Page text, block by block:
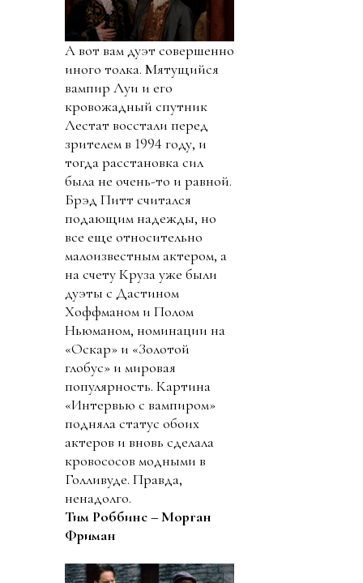
А вот вам дуэт совершенно
иного толка. Мятущийся
вампир Луи и его
кровожадный спутник
Лестат восстали перед
зрителем в 1994 году, и
тогда расстановка сил
была не очень-то и равной.
Брэд Питт считался
подающим надежды, но
все еще относительно
малоизвестным актером, а
на счету Круза уже были
дуэты с Дастином
Хоффманом и Полом
Ньюманом, номинации на
«Оскар» и «Золотой
глобус» и мировая
популярность. Картина
«Интервью с вампиром»
подняла статус обоих
актеров и вновь сделала
кровососов модными в
Голливуде. Правда,
ненадолго.
Тим Роббинс – Морган
Фриман